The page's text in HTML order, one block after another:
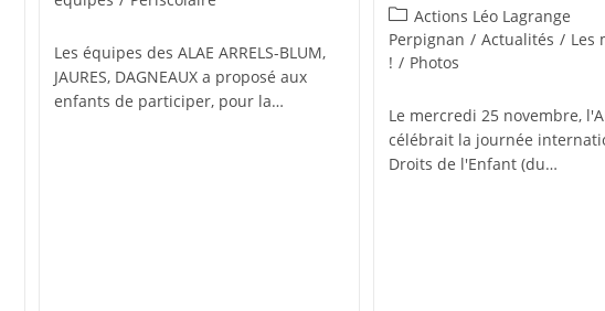
Les équipes des ALAE ARRELS-BLUM,
JAURES, DAGNEAUX a proposé aux
enfants de participer, pour la…
publiée :
Post
category:
Actions Léo Lagrange
Perpignan / Actualités / Les
! / Photos
Le mercredi 25 novembre,
célébrait la journée
Droits de l'Enfant (du…